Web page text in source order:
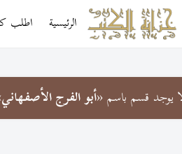
الرئيسية اطلب
يوجد قسم باسم «أبو الفرج الأصفهاني